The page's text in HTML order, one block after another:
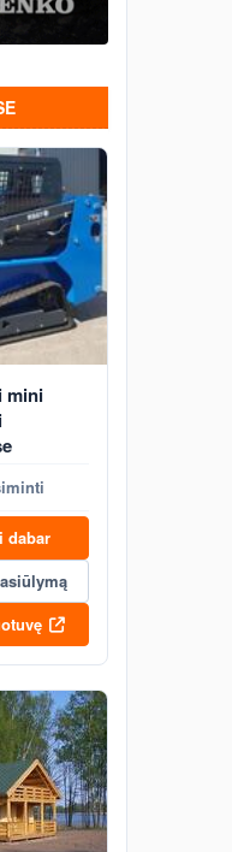
mini
dabar